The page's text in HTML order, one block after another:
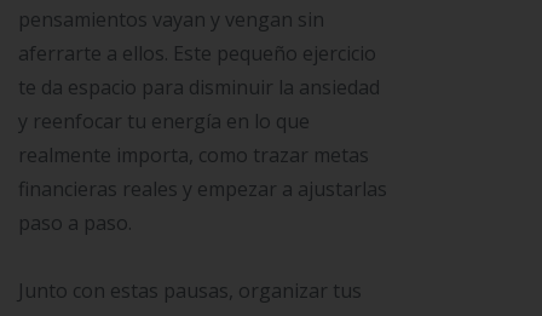
pensamientos vayan y vengan sin
aferrarte a ellos. Este pequeño ejercicio
te da espacio para disminuir la ansiedad
y reenfocar tu energía en lo que
realmente importa, como trazar metas
financieras reales y empezar a ajustarlas
paso a paso.
Junto con estas pausas, organizar tus